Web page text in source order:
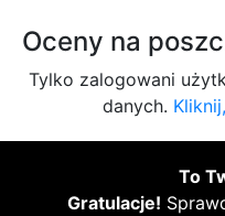
Oceny na
Tylko zalogowani
danych.
To
Gratulacje!